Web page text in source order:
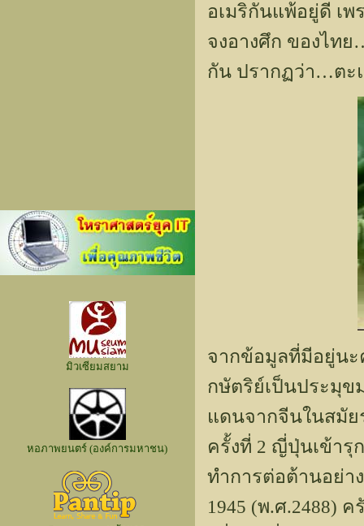
มิวเซียมสยาม
หอภาพยนตร์ (องค์การมหาชน)
อเมริกันแพ้อยู่ดี เ
จงอางศึก ของไท
กัน ปรากฏว่า…ตะ
จากข้อมูลที่มีอยู่นะ
กษัตริย์เป็นประมุข
แดนจากจีนในสมัย
ครั้งที่ 2 ญี่ปุ่นเข้ารุ
ทำการต่อต้านอย่า
1945 (พ.ศ.2488)